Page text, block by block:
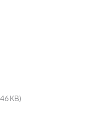
KB)